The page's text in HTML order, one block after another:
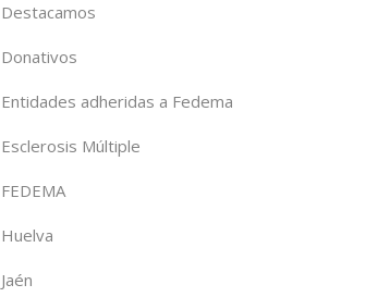
Destacamos
Donativos
Entidades adheridas a Fedema
Esclerosis Múltiple
FEDEMA
Huelva
Jaén